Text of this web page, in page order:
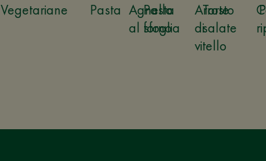
Vegetariane Pasta
Pasta
sfoglia
Torte
salate
Agnello
al forno
Arrosto
di
vitello